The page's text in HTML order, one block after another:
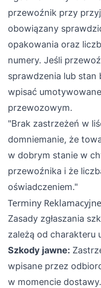
przewoźnik przy
obowiązany
opakowania oraz
numery. Jeśli
sprawdzenia lub stan
wpisać
przewozowym.
"Brak zastrzeżeń w
domniemanie, że
w dobrym stanie w
przewoźnika i że
oświadczeniem."
Terminy
Zasady zgłaszania
zależą od charakteru
Szkody jawne:
wpisane przez
w momencie dostawy.